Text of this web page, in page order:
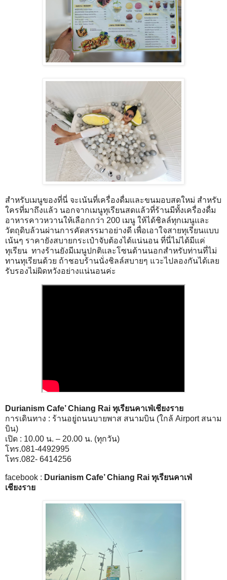
สำหรับเมนูของที่นี่ จะเน้นที่เครื่องดื่มและขนมอบสดใหม่ สำหรับ
ใครที่มาถึงแล้ว นอกจากเมนูทุเรียนสดแล้วที่ร้านมีทั้งเครื่องดื่ม
อาหารคาวหวานให้เลือกกว่า 200 เมนู ให้ได้ชิลล์ทุกเมนูเเละ
วัตถุดิบล้วนผ่านการคัดสรรมาอย่างดี เพื่อเอาใจสายทุเรียนแบบ
เน้นๆ ราคายังสบายกระเป๋าจับต้องได้แน่นอน ที่นี่ไม่ได้มีแค่
ทุเรียน ทางร้านยังมีเมนูปกติและโซนด้านนอกสำหรับท่านที่ไม่
ทานทุเรียนด้วย ถ้าชอบร้านนั่งชิลล์สบายๆ แวะไปลองกันได้เลย
รับรองไม่ผิดหวังอย่างแน่นอนค่ะ
Durianism Cafe’ Chiang Rai ทุเรียนคาเฟ่เชียงราย
การเดินทาง : ร้านอยู่ถนนบายพาส สนามบิน (ใกล้ Airport สนาม
บิน)
เปิด : 10.00 น. – 20.00 น. (ทุกวัน)
โทร.081-4492995
โทร.082- 6414256
facebook : Durianism Cafe’ Chiang Rai ทุเรียนคาเฟ่
เชียงราย